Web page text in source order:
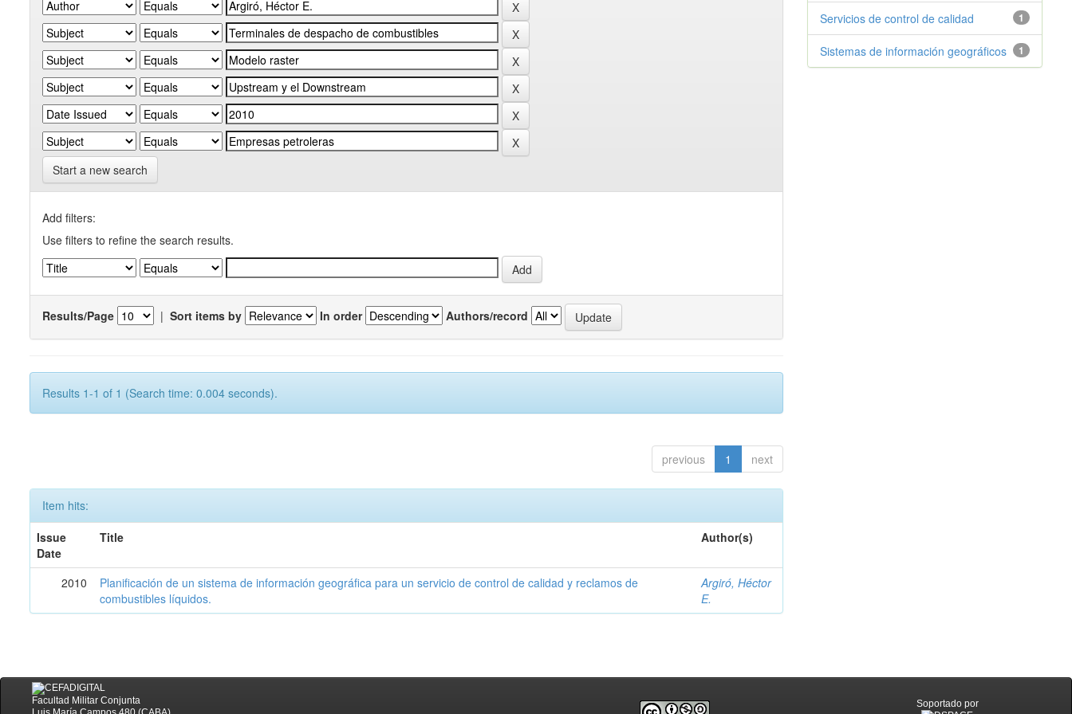
Start a new search
Add filters:
Use filters to refine the search results.
Results/Page | Sort items by In order Authors/record
Results 1-1 of 1 (Search time: 0.004 seconds).
previous 1 next
Item hits:
Issue
Date
Title Author(s)
2010
Planificación de un sistema de información geográfica para un servicio de control de calidad y reclamos de
combustibles líquidos.
Argiró, Héctor
E.
1
Servicios de control de calidad
1
Sistemas de información geográficos
Facultad Militar Conjunta
Soportado por